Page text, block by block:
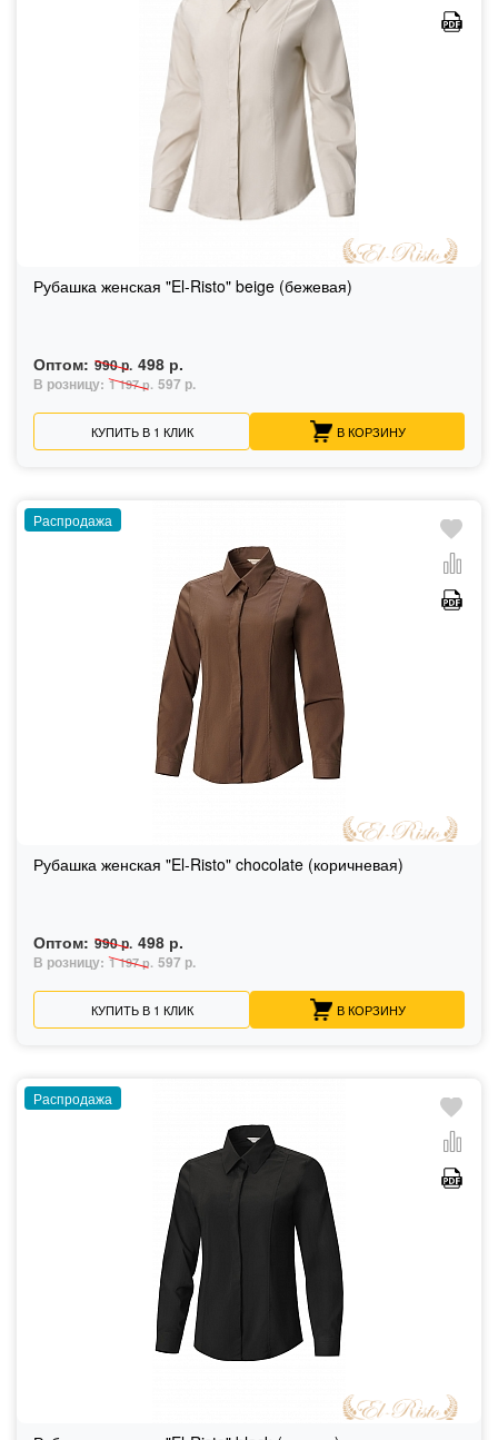
Рубашка женская "El-Risto" beige (бежевая)
Оптом: 990 р. 498 р.
В розницу: 1 197 р. 597 р.
КУПИТЬ В 1 КЛИК В КОРЗИНУ
Распродажа
Рубашка женская "El-Risto" chocolate (коричневая)
Оптом: 990 р. 498 р.
В розницу: 1 197 р. 597 р.
КУПИТЬ В 1 КЛИК В КОРЗИНУ
Распродажа